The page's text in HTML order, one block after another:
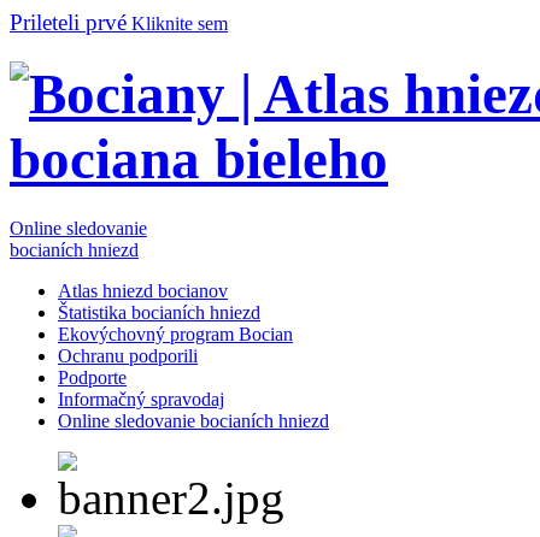
Prileteli prvé Kliknite sem
Online sledovanie
bocianích hniezd
Atlas hniezd bocianov
Štatistika bocianích hniezd
Ekovýchovný program Bocian
Ochranu podporili
Podporte
Informačný spravodaj
Online sledovanie bocianích hniezd